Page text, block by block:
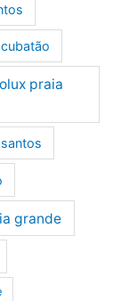
praia
grande